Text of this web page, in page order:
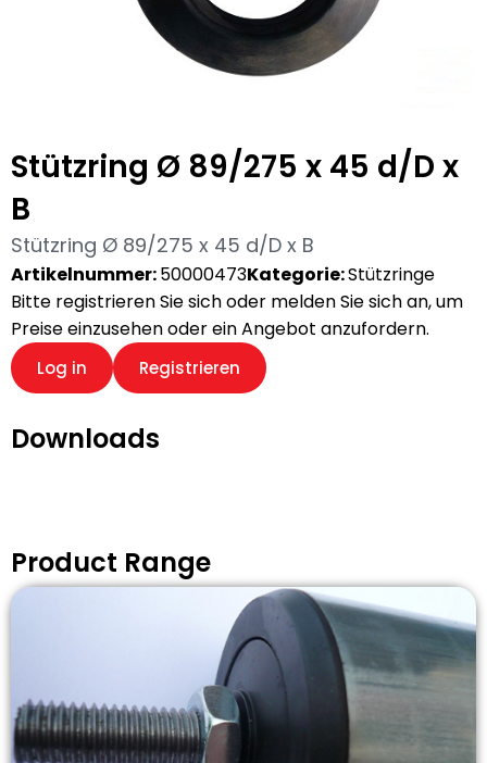
Stützring Ø 89/275 x 45 d/D x
B
Stützring Ø 89/275 x 45 d/D x B
Artikelnummer:50000473Kategorie:Stützringe
Bitte registrieren Sie sich oder melden Sie sich an, um
Preise einzusehen oder ein Angebot anzufordern.
Log in Registrieren
Downloads
Product Range